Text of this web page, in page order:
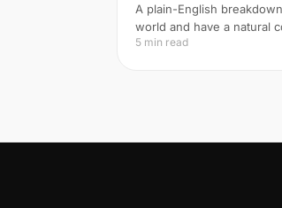
A plain-English
world and have a natural
5 min read